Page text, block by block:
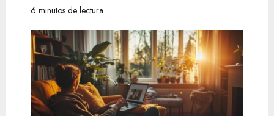
6 minutos de lectura